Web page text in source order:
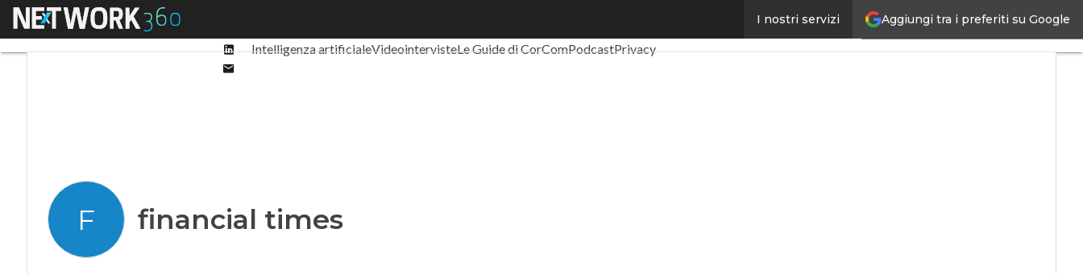
Aggiungi tra i preferiti su Google
I nostri servizi
Menu
Linkedin
Intelligenza artificialeVideointervisteLe Guide di CorComPodcastPrivacy
F financial times